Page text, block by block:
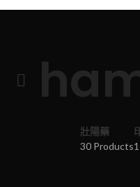
壯陽藥
30 Products